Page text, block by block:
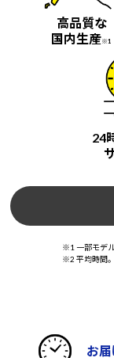
高品質な
国内生産※1
24
※1 一部モデ
※2 平均時間
お